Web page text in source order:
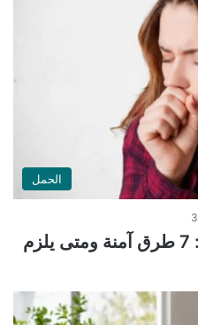
الحمل
علاج الكحة للحامل طبيعيًا: 7 طرق آمنة ومتى يلزم